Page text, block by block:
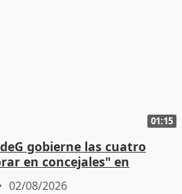
01:15
gobierne las cuatro
en concejales" en
02/08/2026